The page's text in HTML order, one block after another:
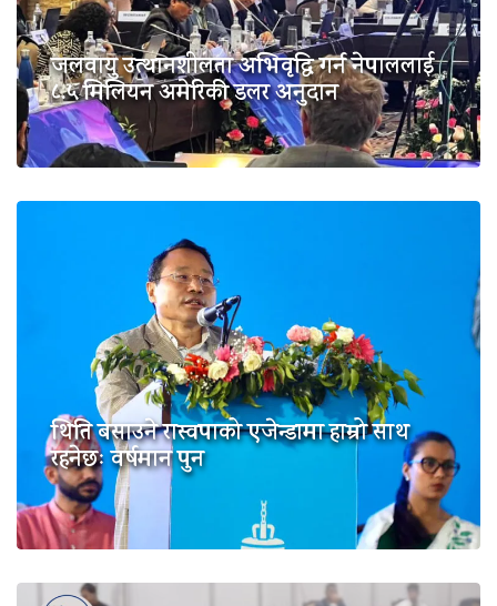
जलवायु उत्थानशीलता अभिवृद्धि गर्न नेपाललाई
८.५ मिलियन अमेरिकी डलर अनुदान
थिति बसाउने रास्वपाको एजेन्डामा हाम्रो साथ
रहनेछः वर्षमान पुन